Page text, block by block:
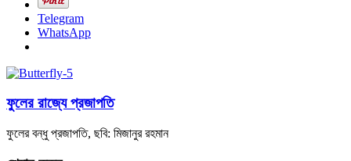
Telegram
WhatsApp
ফুলের রাজ্যে প্রজাপতি
ফুলের বন্ধু প্রজাপতি, ছবি: মিজানুর রহমান